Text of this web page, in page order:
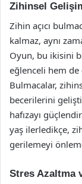
Zihinsel
Zihin açıcı
kalmaz, aynı
Oyun, bu ikisini
eğlenceli hem
Bulmacalar,
becerilerini
hafızayı
yaş ilerledikçe,
gerilemeyi
Stres Azaltma